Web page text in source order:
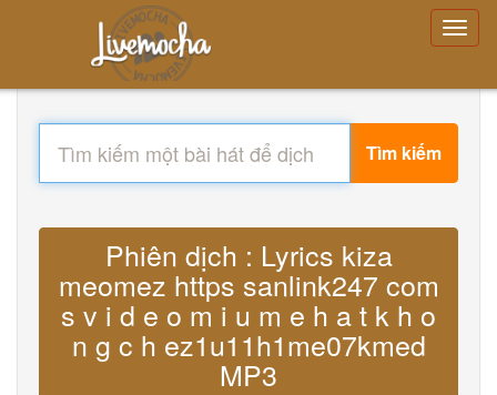
Tìm kiếm
Phiên dịch : Lyrics kiza
meomez https sanlink247 com
s v i d e o m i u m e h a t k h o
n g c h ez1u11h1me07kmed
MP3